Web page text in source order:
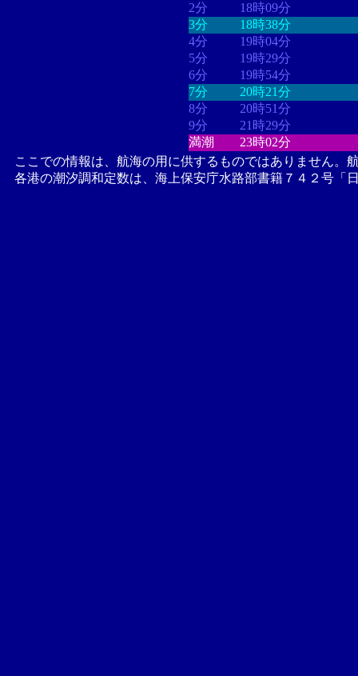
2分
18時09分
3分
18時38分
4分
19時04分
5分
19時29分
6分
19時54分
7分
20時21分
8分
20時51分
9分
21時29分
満潮
23時02分
ここでの情報は、航海の用に供するものではありません。
各港の潮汐調和定数は、海上保安庁水路部書籍７４２号「